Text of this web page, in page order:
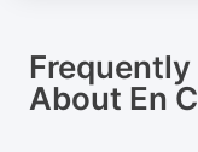
About En